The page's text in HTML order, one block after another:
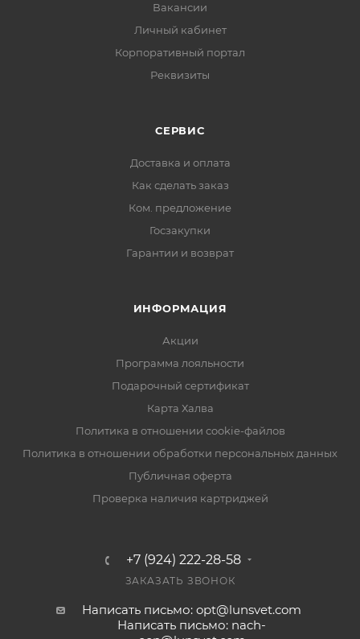
Вакансии
Личный кабинет
Корпоративный портал
Реквизиты
СЕРВИС
Доставка и оплата
Как сделать заказ
Ком. предложение
Госзакупки
Гарантии и возврат
ИНФОРМАЦИЯ
Акции
Программа лояльности
Подарочный сертификат
Карта Халва
Политика в отношении cookie-файлов
Политика в отношении обработки персональных данных
Публичная оферта
Проверка наличия картриджей
+7 (924) 222-28-58
ЗАКАЗАТЬ ЗВОНОК
Написать письмо: opt@lunsvet.com
Написать письмо: nach-